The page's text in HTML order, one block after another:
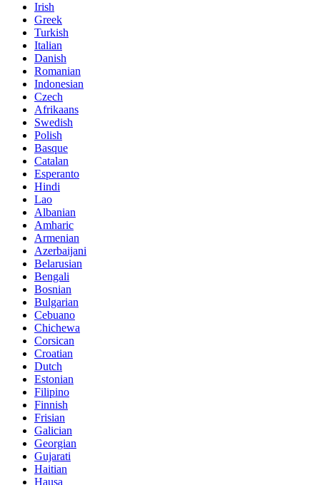
Irish
Greek
Turkish
Italian
Danish
Romanian
Indonesian
Czech
Afrikaans
Swedish
Polish
Basque
Catalan
Esperanto
Hindi
Lao
Albanian
Amharic
Armenian
Azerbaijani
Belarusian
Bengali
Bosnian
Bulgarian
Cebuano
Chichewa
Corsican
Croatian
Dutch
Estonian
Filipino
Finnish
Frisian
Galician
Georgian
Gujarati
Haitian
Hausa